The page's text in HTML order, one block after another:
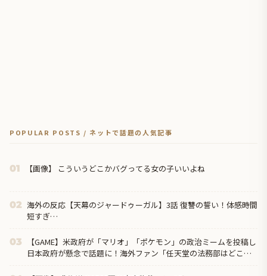
POPULAR POSTS / ネットで話題の人気記事
01 【画像】 こういうどこかバグってる女の子いいよね
02 海外の反応【天幕のジャードゥーガル】3話 復讐の誓い！体感時間
短すぎ…
03
【GAME】米政府が「マリオ」「ポケモン」の政治ミームを投稿し
日本政府が懸念で話題に！海外ファン「任天堂の法務部はどこ行